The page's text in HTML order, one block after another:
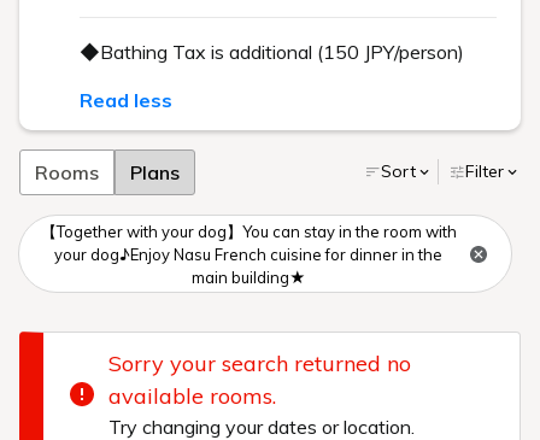
◆Bathing Tax is additional (150 JPY/person)
Read less
Rooms Plans Sort Filter
【Together with your dog】You can stay in the room with
your dog♪Enjoy Nasu French cuisine for dinner in the
main building★
Sorry your search returned no
available rooms.
Try changing your dates or location.